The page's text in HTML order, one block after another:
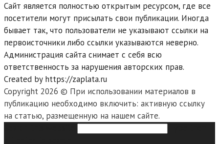
Сайт является полностью открытым ресурсом, где все
посетители могут присылать свои публикации. Иногда
бывает так, что пользователи не указывают ссылки на
первоисточники либо ссылки указываются неверно.
Администрация сайта снимает с себя всю
ответственность за нарушения авторских прав.
Created by https://zaplata.ru
Copyright 2026 © При использовании материалов в
публикацию необходимо включить: активную ссылку
на статью, размещенную на нашем сайте.